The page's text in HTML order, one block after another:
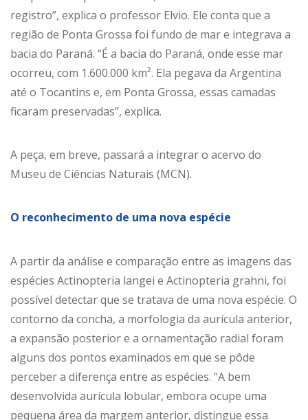
registro”, explica o professor Elvio. Ele conta que a
região de Ponta Grossa foi fundo de mar e integrava a
bacia do Paraná. “É a bacia do Paraná, onde esse mar
ocorreu, com 1.600.000 km². Ela pegava da Argentina
até o Tocantins e, em Ponta Grossa, essas camadas
ficaram preservadas”, explica.
A peça, em breve, passará a integrar o acervo do
Museu de Ciências Naturais (MCN).
O reconhecimento de uma nova espécie
A partir da análise e comparação entre as imagens das
espécies Actinopteria langei e Actinopteria grahni, foi
possível detectar que se tratava de uma nova espécie. O
contorno da concha, a morfologia da aurícula anterior,
a expansão posterior e a ornamentação radial foram
alguns dos pontos examinados em que se pôde
perceber a diferença entre as espécies. “A bem
desenvolvida aurícula lobular, embora ocupe uma
pequena área da margem anterior, distingue essa